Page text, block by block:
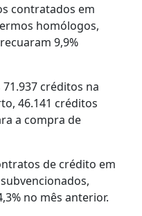
contratados em
homólogos,
9,9%
créditos na
46.141 créditos
a compra de
de crédito em
no mês anterior.